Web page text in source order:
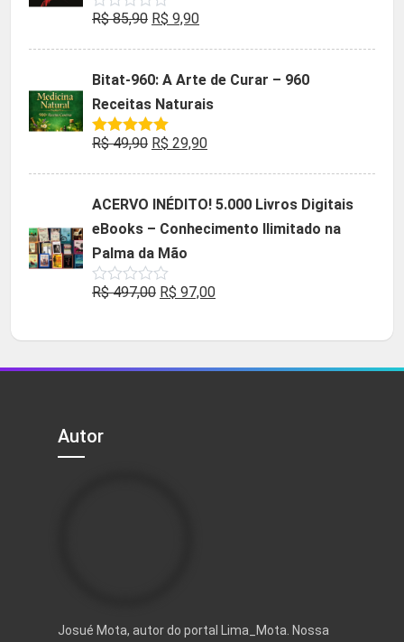
Avaliação
de
R$85,90 O
era:
R$ 85,90.
R$ 9,90O
é:
R$ 9,90.
Bitat-960: A Arte de Curar – 960
Receitas Naturais
Avaliação
R$49,90 O
era:
R$ 49,90.
R$ 29,90O
é:
R$ 29,90.
ACERVO INÉDITO! 5.000 Livros Digitais
eBooks – Conhecimento Ilimitado na
Palma da Mão
Avaliação
5
R$497,00 O
original
era:
R$ 97,00O
atual
é:
Autor
Josué Mota, autor do portal Lima_Mota. Nossa